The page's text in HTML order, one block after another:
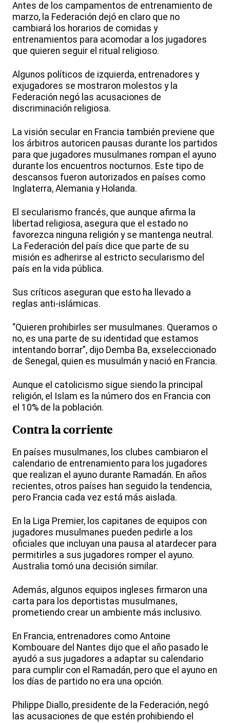
Antes de los campamentos de entrenamiento de
marzo, la Federación dejó en claro que no
cambiará los horarios de comidas y
entrenamientos para acomodar a los jugadores
que quieren seguir el ritual religioso.
Algunos políticos de izquierda, entrenadores y
exjugadores se mostraron molestos y la
Federación negó las acusaciones de
discriminación religiosa.
La visión secular en Francia también previene que
los árbitros autoricen pausas durante los partidos
para que jugadores musulmanes rompan el ayuno
durante los encuentros nocturnos. Este tipo de
descansos fueron autorizados en países como
Inglaterra, Alemania y Holanda.
El secularismo francés, que aunque afirma la
libertad religiosa, asegura que el estado no
favorezca ninguna religión y se mantenga neutral.
La Federación del país dice que parte de su
misión es adherirse al estricto secularismo del
país en la vida pública.
Sus críticos aseguran que esto ha llevado a
reglas anti-islámicas.
“Quieren prohibirles ser musulmanes. Queramos o
no, es una parte de su identidad que estamos
intentando borrar”, dijo Demba Ba, exseleccionado
de Senegal, quien es musulmán y nació en Francia.
Aunque el catolicismo sigue siendo la principal
religión, el Islam es la número dos en Francia con
el 10% de la población.
Contra la corriente
En países musulmanes, los clubes cambiaron el
calendario de entrenamiento para los jugadores
que realizan el ayuno durante Ramadán. En años
recientes, otros países han seguido la tendencia,
pero Francia cada vez está más aislada.
En la Liga Premier, los capitanes de equipos con
jugadores musulmanes pueden pedirle a los
oficiales que incluyan una pausa al atardecer para
permitirles a sus jugadores romper el ayuno.
Australia tomó una decisión similar.
Además, algunos equipos ingleses firmaron una
carta para los deportistas musulmanes,
prometiendo crear un ambiente más inclusivo.
En Francia, entrenadores como Antoine
Kombouare del Nantes dijo que el año pasado le
ayudó a sus jugadores a adaptar su calendario
para cumplir con el Ramadán, pero que el ayuno en
los días de partido no era una opción.
Philippe Diallo, presidente de la Federación, negó
las acusaciones de que estén prohibiendo el